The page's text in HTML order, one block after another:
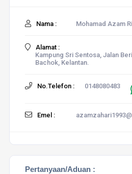
Nama : Mohamad Azam
Alamat :
Kampung Sri Sentosa, Jalan
Bachok, Kelantan.
No.Telefon : 0148080483
Emel :
Pertanyaan/Aduan :